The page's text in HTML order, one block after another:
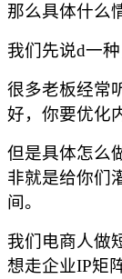
那么具体什么
我们先说d一种
很多老板经常
好，你要优化
但是具体怎么
非就是给你们
间。
我们电商人做
想走企业IP矩